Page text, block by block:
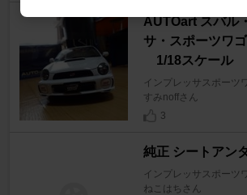
AUTOart スバル
サ・スポーツワ
1/18スケール
インプレッサスポーツ
すみnoffさん
3
純正 シートアン
インプレッサスポーツ
ねこはちさん